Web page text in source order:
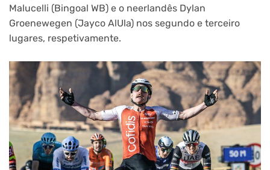
Malucelli (Bingoal WB) e o neerlandês Dylan
Groenewegen (Jayco AlUla) nos segundo e terceiro
lugares, respetivamente.